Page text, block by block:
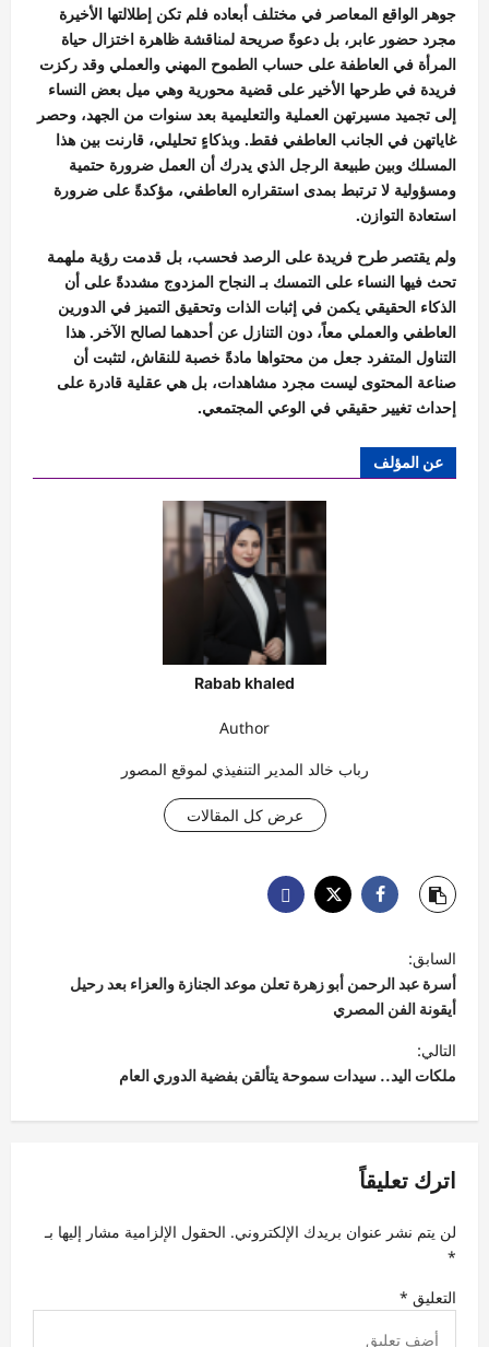
جوهر الواقع المعاصر في مختلف أبعاده فلم تكن إطلالتها الأخيرة
مجرد حضور عابر، بل دعوةً صريحة لمناقشة ظاهرة اختزال حياة
المرأة في العاطفة على حساب الطموح المهني والعملي وقد ركزت
فريدة في طرحها الأخير على قضية محورية وهي ميل بعض النساء
إلى تجميد مسيرتهن العملية والتعليمية بعد سنوات من الجهد، وحصر
غاياتهن في الجانب العاطفي فقط. وبذكاءٍ تحليلي، قارنت بين هذا
المسلك وبين طبيعة الرجل الذي يدرك أن العمل ضرورة حتمية
ومسؤولية لا ترتبط بمدى استقراره العاطفي، مؤكدةً على ضرورة
استعادة التوازن.
ولم يقتصر طرح فريدة على الرصد فحسب، بل قدمت رؤية ملهمة
تحث فيها النساء على التمسك بـ النجاح المزدوج مشددةً على أن
الذكاء الحقيقي يكمن في إثبات الذات وتحقيق التميز في الدورين
العاطفي والعملي معاً، دون التنازل عن أحدهما لصالح الآخر. هذا
التناول المتفرد جعل من محتواها مادةً خصبة للنقاش، لتثبت أن
صناعة المحتوى ليست مجرد مشاهدات، بل هي عقلية قادرة على
إحداث تغيير حقيقي في الوعي المجتمعي.
عن المؤلف
Rabab khaled
Author
رباب خالد المدير التنفيذي لموقع المصور
عرض كل المقالات
ص
فّ
ح
ا
ل
ق
ل
ت
السابق:
أسرة عبد الرحمن أبو زهرة تعلن موعد الجنازة والعزاء بعد رحيل
أيقونة الفن المصري
التالي:
ملكات اليد.. سيدات سموحة يتألقن بفضية الدوري العام
اترك تعليقاً
لن يتم نشر عنوان بريدك الإلكتروني. الحقول الإلزامية مشار إليها بـ
*
التعليق *